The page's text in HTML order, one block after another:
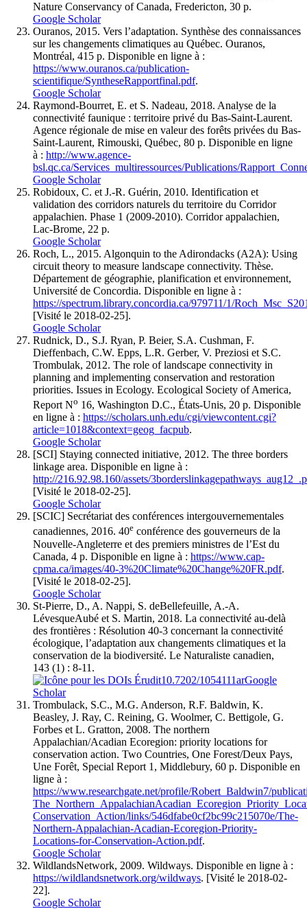
Nature Conservancy of Canada, Fredericton, 30 p.
Google Scholar
Ouranos, 2015. Vers l’adaptation. Synthèse des connaissances
sur les changements climatiques au Québec. Ouranos,
Montréal, 415 p. Disponible en ligne à :
https://www.ouranos.ca/publication-
scientifique/SyntheseRapportfinal.pdf.
Google Scholar
Raymond-Bourret, E. et S. Nadeau, 2018. Analyse de la
connectivité faunique : territoire privé du Bas-Saint-Laurent.
Agence régionale de mise en valeur des forêts privées du Bas-
Saint-Laurent, Rimouski, Québec, 80 p. Disponible en ligne
à : http://www.agence-
bsl.qc.ca/Services_multiressources/Publications/
Google Scholar
Robidoux, C. et J.-R. Guérin, 2010. Identification et
validation des corridors naturels du territoire du Corridor
appalachien. Phase 1 (2009-2010). Corridor appalachien,
Lac-Brome, 22 p.
Google Scholar
Roch, L., 2015. Algonquin to the Adirondacks (A2A): Using
circuit theory to measure landscape connectivity. Thèse.
Département de géographie, planification et environnement,
Université de Concordia. Disponible en ligne à :
https://spectrum.library.concordia.ca/979711/1/
[Visité le 2018-02-25].
Google Scholar
Rudnick, D., S.J. Ryan, P. Beier, S.A. Cushman, F.
Dieffenbach, C.W. Epps, L.R. Gerber, V. Preziosi et S.C.
Trombulak, 2012. The role of landscape connectivity in
planning and implementing conservation and restoration
priorities. Issues in Ecology. Ecological Society of America,
Report No 16, Washington D.C., États-Unis, 20 p. Disponible
en ligne à : https://scholars.unh.edu/cgi/viewcontent.cgi?
article=1018&context=geog_facpub.
Google Scholar
[SCI] Staying connected initiative, 2012. The three borders
linkage area. Disponible en ligne à :
http://216.92.98.160/assets/
[Visité le 2018-02-25].
Google Scholar
[SCIC] Secrétariat des conférences intergouvernementales
canadiennes, 2016. 40e conférence des gouverneurs de la
Nouvelle-Angleterre et des premiers ministres de l’Est du
Canada, 4 p. Disponible en ligne à : https://www.cap-
cpma.ca/images/40-3%20Climate%20Change%20FR.pdf.
[Visité le 2018-02-25].
Google Scholar
St-Pierre, D., A. Nappi, S. deBellefeuille, A.-A.
LévesqueAubé et S. Martin, 2018. La connectivité au-delà
des frontières : Résolution 40-3 concernant la connectivité
écologique, l’adaptation aux changements climatiques et la
conservation de la biodiversité. Le Naturaliste canadien,
143 (1) : 8-11.
10.7202/1054111arGoogle
Scholar
Trombulack, S.C., M.G. Anderson, R.F. Baldwin, K.
Beasley, J. Ray, C. Reining, G. Woolmer, C. Bettigole, G.
Forbes et L. Gratton, 2008. The northern
Appalachian/Acadian Ecoregion: priority locations for
conservation action. Two Countries, One Forest/Deux Pays,
Une Forêt, Special Report 1, Middlebury, 60 p. Disponible en
ligne à :
https://www.researchgate.net/profile/Robert_Baldwin7/
Conservation_Action/links/546dfabe0cf2bc99c215070e/The-
Northern-Appalachian-Acadian-Ecoregion-Priority-
Locations-for-Conservation-Action.pdf.
Google Scholar
WildlandsNetwork, 2009. Wildways. Disponible en ligne à :
https://wildlandsnetwork.org/wildways. [Visité le 2018-02-
22].
Google Scholar